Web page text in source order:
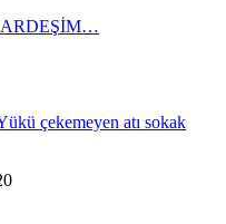
çekemeyen atı sokak